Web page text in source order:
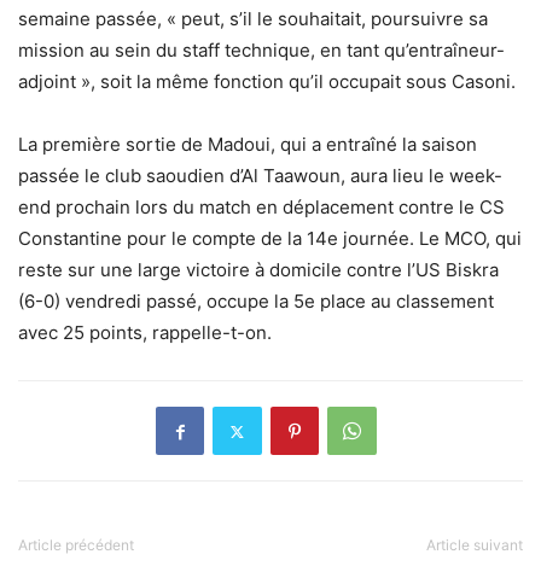
semaine passée, « peut, s’il le souhaitait, poursuivre sa
mission au sein du staff technique, en tant qu’entraîneur-
adjoint », soit la même fonction qu’il occupait sous Casoni.
La première sortie de Madoui, qui a entraîné la saison
passée le club saoudien d’Al Taawoun, aura lieu le week-
end prochain lors du match en déplacement contre le CS
Constantine pour le compte de la 14e journée. Le MCO, qui
reste sur une large victoire à domicile contre l’US Biskra
(6-0) vendredi passé, occupe la 5e place au classement
avec 25 points, rappelle-t-on.
Article précédent Article suivant